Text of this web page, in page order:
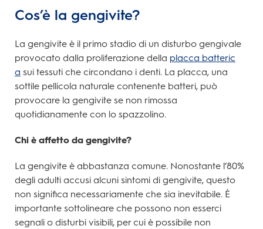
Cos’è la gengivite?
La gengivite è il primo stadio di un disturbo gengivale
provocato dalla proliferazione della placca batteric
a sui tessuti che circondano i denti. La placca, una
sottile pellicola naturale contenente batteri, può
provocare la gengivite se non rimossa
quotidianamente con lo spazzolino.
Chi è affetto da gengivite?
La gengivite è abbastanza comune. Nonostante l’80%
degli adulti accusi alcuni sintomi di gengivite, questo
non significa necessariamente che sia inevitabile. È
importante sottolineare che possono non esserci
segnali o disturbi visibili, per cui è possibile non